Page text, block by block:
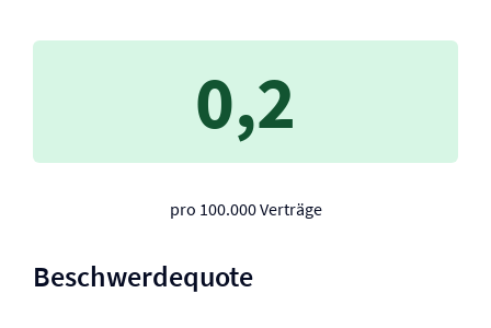
0,2
pro 100.000 Verträge
Beschwerdequote